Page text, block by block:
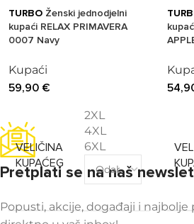
TURBO Ženski jednodjelni
kupaći RELAX PRIMAVERA
0007 Navy
Kupaći
59,90 €
VELIČINA
KUPAĆEG
2XL
4XL
6XL
Pretplati se na naš
Popusti, akcije, događaji i najbolje